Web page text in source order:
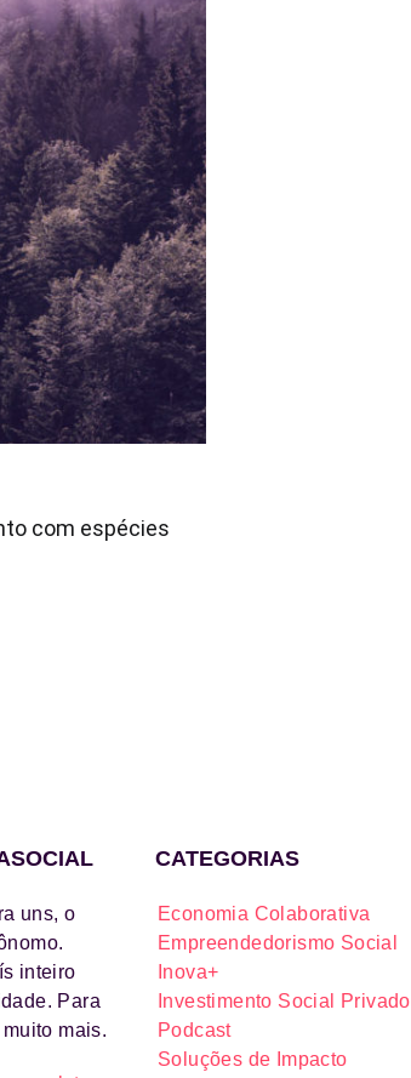
com espécies
uns, o
inteiro
Para
mais.
CATEGORIAS
Economia Colaborativa
Empreendedorismo Social
Inova+
Investimento Social Privado
Podcast
Soluções de Impacto